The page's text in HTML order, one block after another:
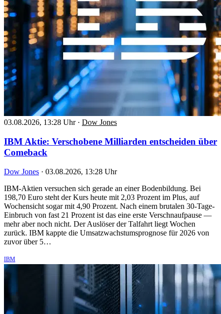
03.08.2026, 13:28 Uhr · Dow Jones
IBM Aktie: Verschobene Milliarden entscheiden über
Comeback
Dow Jones · 03.08.2026, 13:28 Uhr
IBM-Aktien versuchen sich gerade an einer Bodenbildung. Bei
198,70 Euro steht der Kurs heute mit 2,03 Prozent im Plus, auf
Wochensicht sogar mit 4,90 Prozent. Nach einem brutalen 30-Tage-
Einbruch von fast 21 Prozent ist das eine erste Verschnaufpause —
mehr aber noch nicht. Der Auslöser der Talfahrt liegt Wochen
zurück. IBM kappte die Umsatzwachstumsprognose für 2026 von
zuvor über 5…
IBM